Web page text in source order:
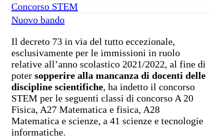
Concorso STEM
Nuovo bando
Il decreto 73 in via del tutto eccezionale,
esclusivamente per le immissioni in ruolo
relative all’anno scolastico 2021/2022, al fine di
poter sopperire alla mancanza di docenti delle
discipline scientifiche, ha indetto il concorso
STEM per le seguenti classi di concorso A 20
Fisica, A27 Matematica e fisica, A28
Matematica e scienze, a 41 scienze e tecnologie
informatiche.